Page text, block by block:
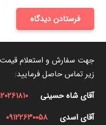
فرستادن دیدگاه
جهت سفارش و استعلام قیمت
زیر تماس حاصل فرمایید:
آقای شاه حسینی
آقای اسدی ۰۹۱۲۲۶۳۰۰۵۸